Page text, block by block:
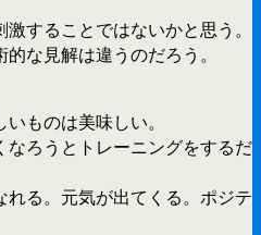
することではないかと思う。
な見解は違うのだろう。
ものは美味しい。
ろうとトレーニングをするだ
る。元気が出てくる。ポジテ